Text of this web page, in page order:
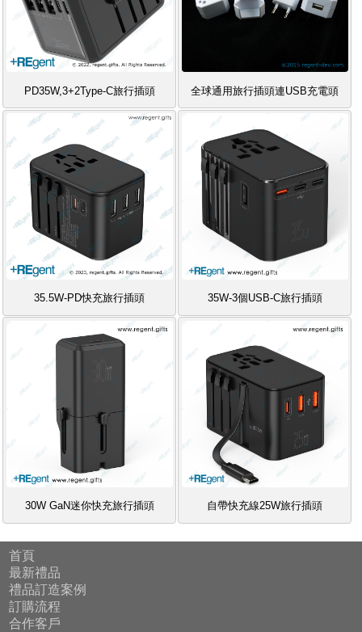
PD35W,3+2Type-C旅行插頭 全球通用旅行插頭連USB充電頭
35.5W-PD快充旅行插頭 35W-3個USB-C旅行插頭
30W GaN迷你快充旅行插頭 自帶快充線25W旅行插頭
首頁
最新禮品
禮品訂造案例
訂購流程
合作客戶